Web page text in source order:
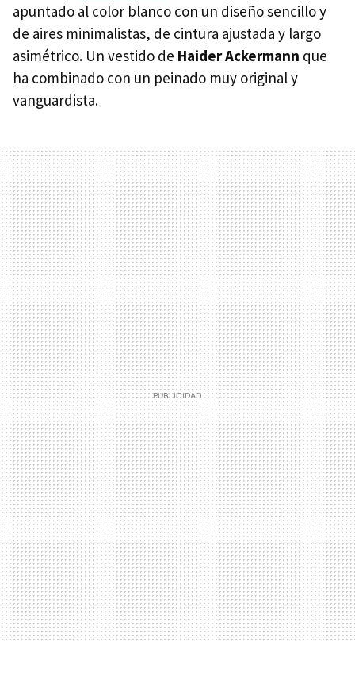
apuntado al color blanco con un diseño sencillo y
de aires minimalistas, de cintura ajustada y largo
asimétrico. Un vestido de Haider Ackermann que
ha combinado con un peinado muy original y
vanguardista.